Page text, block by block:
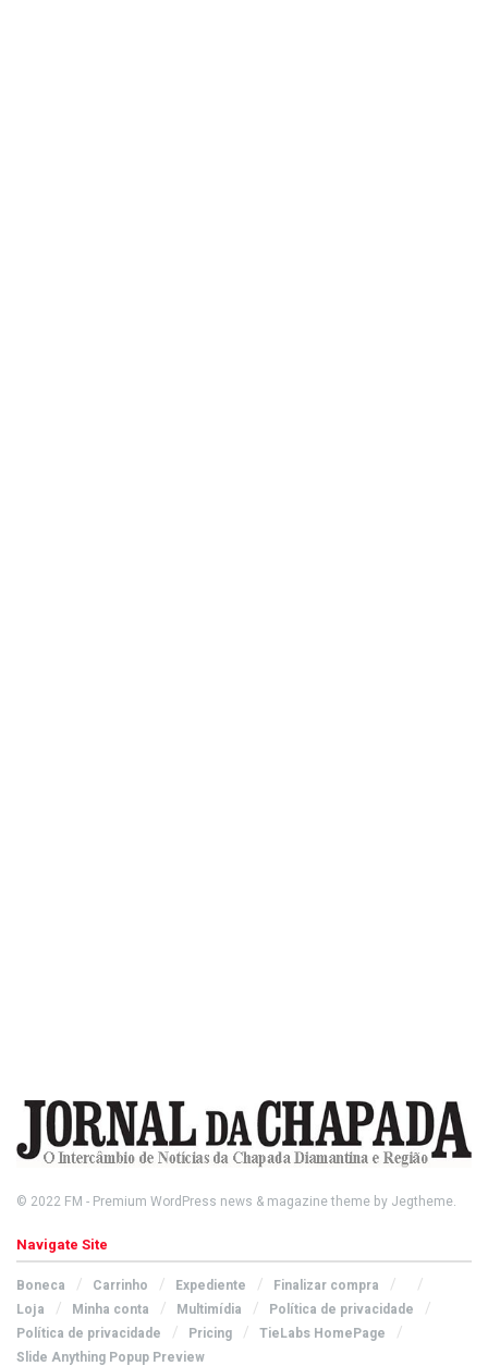
© 2022 FM - Premium WordPress news & magazine theme by Jegtheme.
Navigate Site
Boneca Carrinho Expediente
Finalizar compra
Loja
Minha conta Multimídia
Política de privacidade
Política de privacidade
Pricing
TieLabs HomePage
Slide Anything Popup Preview